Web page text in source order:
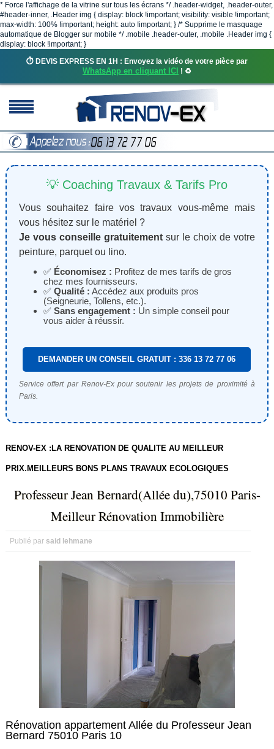
* Force l'affichage de la vitrine sur tous les écrans */ .header-widget, .header-outer,
#header-inner, .Header img { display: block !important; visibility: visible !important;
max-width: 100% !important; height: auto !important; } /* Supprime le masquage
automatique de Blogger sur mobile */ .mobile .header-outer, .mobile .Header img {
display: block !important; }
⏱️ DEVIS EXPRESS EN 1H : Envoyez la vidéo de votre pièce par
WhatsApp en cliquant ICI ! ♻️
💡 Coaching Travaux & Tarifs Pro
Vous souhaitez faire vos travaux vous-même mais
vous hésitez sur le matériel ?
Je vous conseille gratuitementsur le choix de votre
peinture, parquet ou lino.
✅ Économisez : Profitez de mes tarifs de gros
chez mes fournisseurs.
✅ Qualité : Accédez aux produits pros
(Seigneurie, Tollens, etc.).
✅ Sans engagement : Un simple conseil pour
vous aider à réussir.
DEMANDER UN CONSEIL GRATUIT : 336 13 72 77 06
Service offert par Renov-Ex pour soutenir les projets de proximité à
Paris.
RENOV-EX :LA RENOVATION DE QUALITE AU MEILLEUR
PRIX.MEILLEURS BONS PLANS TRAVAUX ECOLOGIQUES
Professeur Jean Bernard(Allée du),75010 Paris-
Meilleur Rénovation Immobilière
Publié par said lehmane
Rénovation appartement Allée du Professeur Jean
Bernard 75010 Paris 10